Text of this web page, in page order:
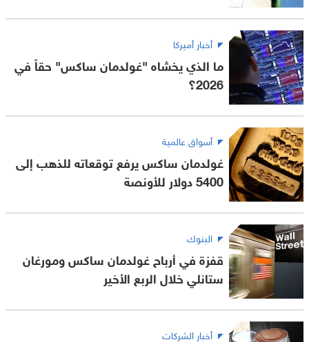
أخبار أميركا
ما الذي يخشاه "غولدمان ساكس" حقاً في
2026؟
أسواق عالمية
غولدمان ساكس يرفع توقعاته للذهب إلى
5400 دولار للأونصة
البنوك
قفزة في أرباح غولدمان ساكس ومورغان
ستانلي خلال الربع الأخير
أخبار الشركات